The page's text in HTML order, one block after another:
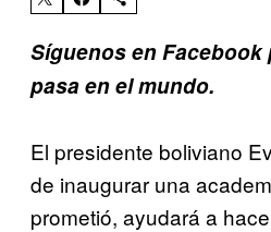
Síguenos en Facebook
pasa en el mundo.
El presidente boliviano
de inaugurar una
prometió, ayudará a